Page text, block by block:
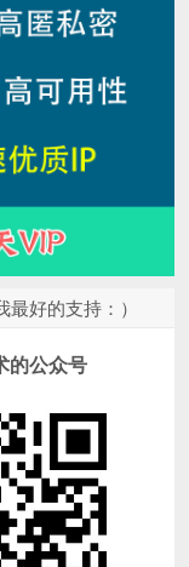
好的支持：）
的公众号